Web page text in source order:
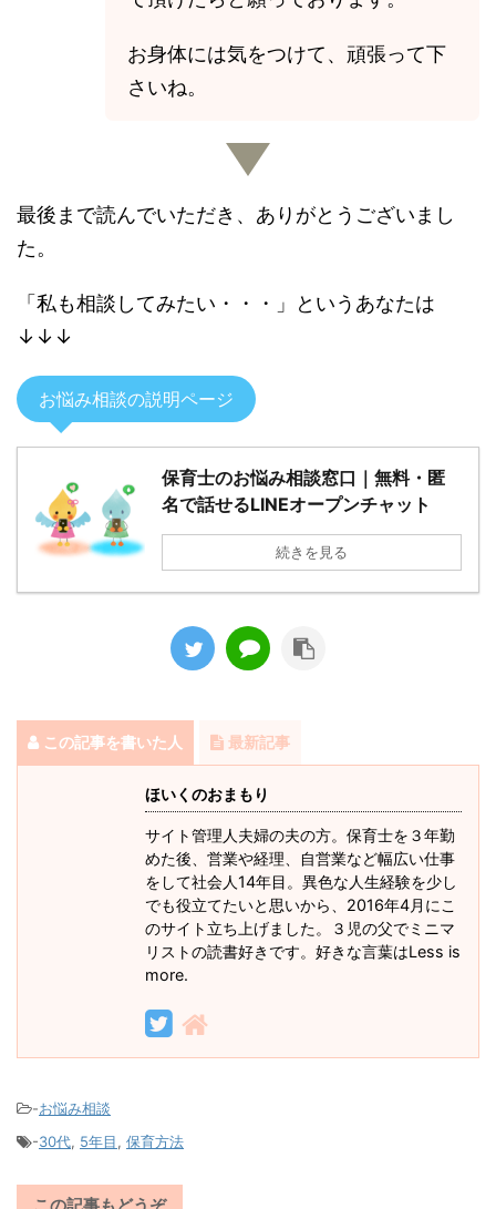
お身体には気をつけて、頑張って下
さいね。
最後まで読んでいただき、ありがとうございまし
た。
「私も相談してみたい・・・」というあなたは
↓↓↓
お悩み相談の説明ページ
保育士のお悩み相談窓口｜無料・匿
名で話せるLINEオープンチャット
続きを見る
この記事を書いた人 最新記事
ほいくのおまもり
サイト管理人夫婦の夫の方。保育士を３年勤
めた後、営業や経理、自営業など幅広い仕事
をして社会人14年目。異色な人生経験を少し
でも役立てたいと思いから、2016年4月にこ
のサイト立ち上げました。３児の父でミニマ
リストの読書好きです。好きな言葉はLess is
more.
-お悩み相談
-30代, 5年目, 保育方法